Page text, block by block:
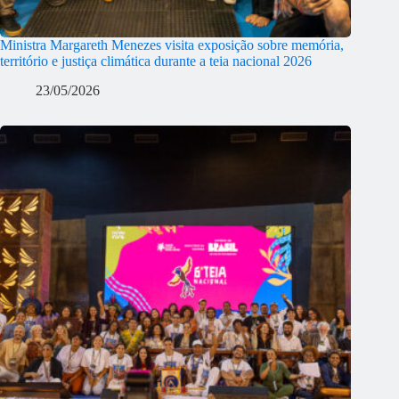
Ministra Margareth Menezes visita exposição sobre memória,
território e justiça climática durante a teia nacional 2026
23/05/2026